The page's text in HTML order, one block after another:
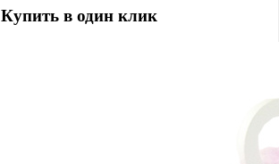
Купить в один клик